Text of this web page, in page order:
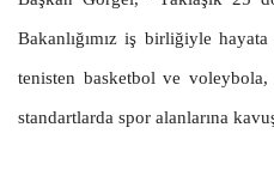
Bakanlığımız iş birliğiyle
tenisten basketbol ve voleybola,
standartlarda spor alanlarına